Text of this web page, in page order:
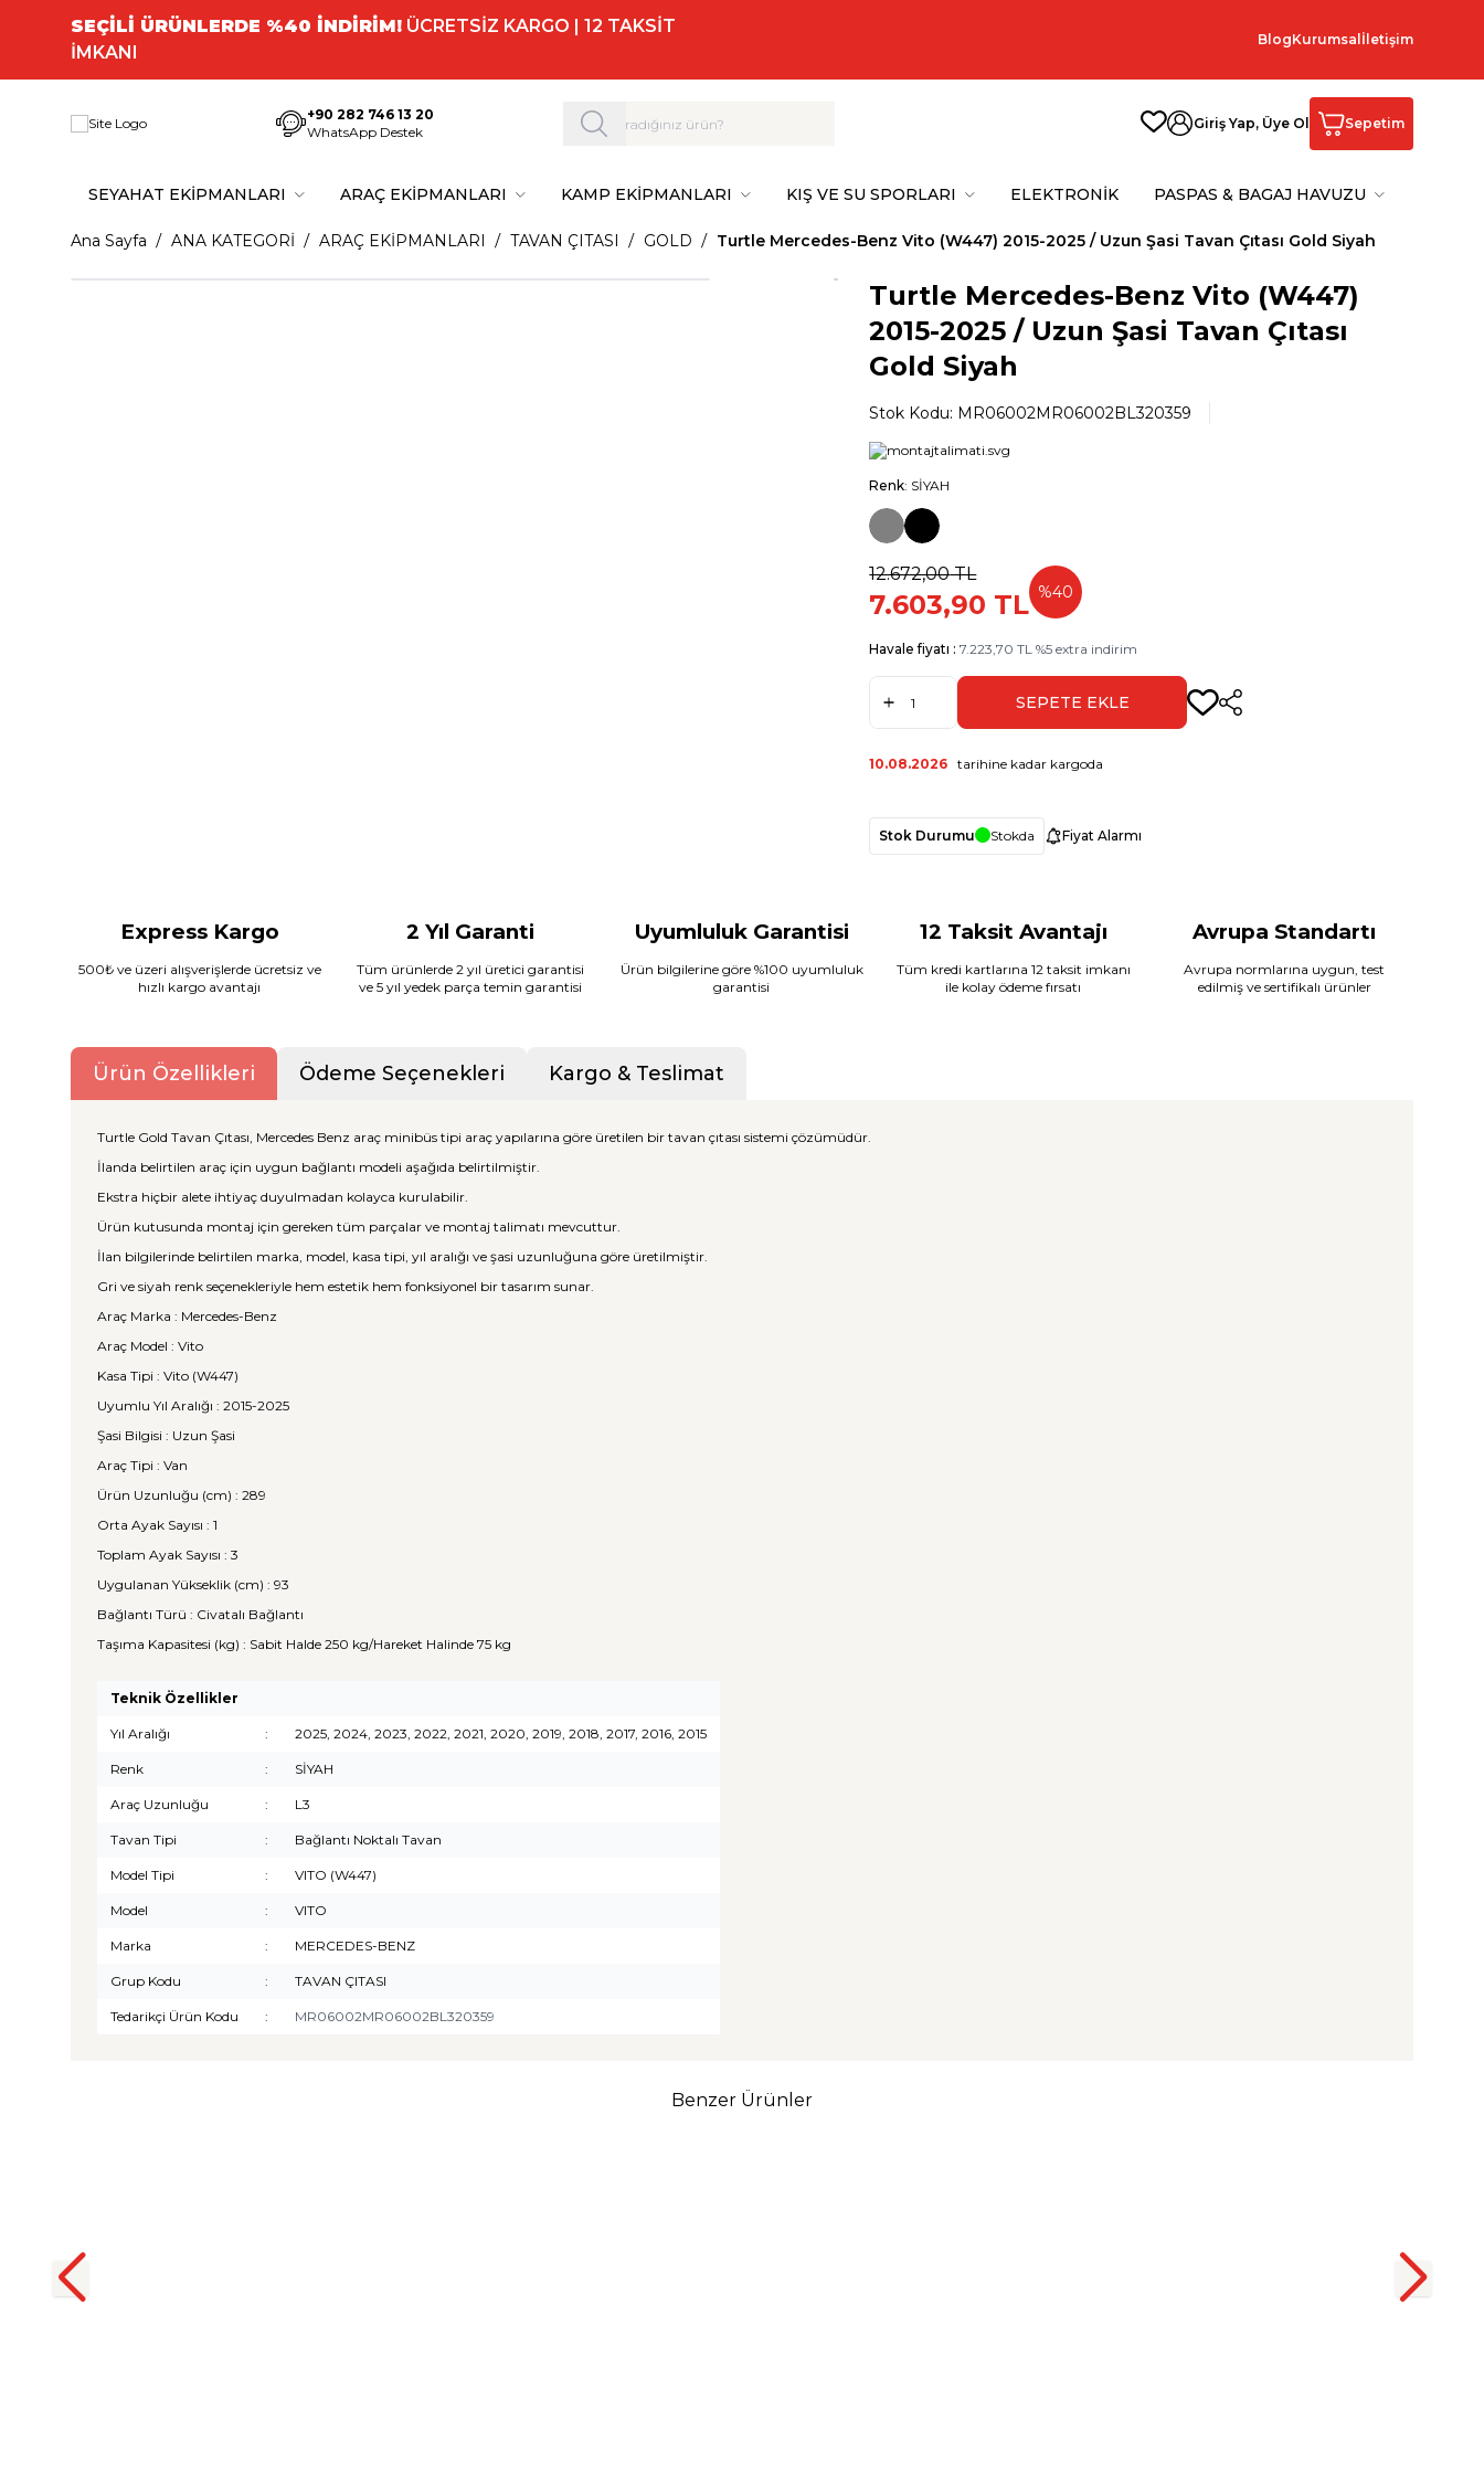
SEÇİLİ ÜRÜNLERDE %40 İNDİRİM! ÜCRETSİZ KARGO | 12 TAKSİT
İMKANI
BlogKurumsal İletişim
+90 282 746 13 20
WhatsApp Destek
Giriş Yap, Üye Ol Sepetim
SEYAHAT EKİPMANLARI ARAÇ EKİPMANLARI KAMP EKİPMANLARI KIŞ VE SU SPORLARI ELEKTRONİK PASPAS & BAGAJ HAVUZU
Ana Sayfa ANA KATEGORİ ARAÇ EKİPMANLARI TAVAN ÇITASI GOLD Turtle Mercedes-Benz Vito (W447) 2015-2025 / Uzun Şasi Tavan Çıtası Gold Siyah
Turtle Mercedes-Benz Vito (W447)
2015-2025 / Uzun Şasi Tavan Çıtası
Gold Siyah
Stok Kodu: MR06002MR06002BL320359
Renk: SİYAH
12.672,00TL
7.603,90 TL %40
Havale fiyatı :7.223,70 TL%5 extra indirim
SEPETE EKLE Paylaş
10.08.2026 tarihine kadar kargoda
Stok Durumu Stokda Fiyat Alarmı
Express Kargo
500₺ ve üzeri alışverişlerde ücretsiz ve
hızlı kargo avantajı
2 Yıl Garanti
Tüm ürünlerde 2 yıl üretici garantisi
ve 5 yıl yedek parça temin garantisi
Uyumluluk Garantisi
Ürün bilgilerine göre %100 uyumluluk
garantisi
12 Taksit Avantajı
Tüm kredi kartlarına 12 taksit imkanı
ile kolay ödeme fırsatı
Avrupa Standartı
Avrupa normlarına uygun, test
edilmiş ve sertifikalı ürünler
Ürün Özellikleri Ödeme Seçenekleri Kargo & Teslimat
Turtle Gold Tavan Çıtası, Mercedes Benz araç minibüs tipi araç yapılarına göre üretilen bir tavan çıtası sistemi çözümüdür.
İlanda belirtilen araç için uygun bağlantı modeli aşağıda belirtilmiştir.
Ekstra hiçbir alete ihtiyaç duyulmadan kolayca kurulabilir.
Ürün kutusunda montaj için gereken tüm parçalar ve montaj talimatı mevcuttur.
İlan bilgilerinde belirtilen marka, model, kasa tipi, yıl aralığı ve şasi uzunluğuna göre üretilmiştir.
Gri ve siyah renk seçenekleriyle hem estetik hem fonksiyonel bir tasarım sunar.
Araç Marka : Mercedes-Benz
Araç Model : Vito
Kasa Tipi : Vito (W447)
Uyumlu Yıl Aralığı : 2015-2025
Şasi Bilgisi : Uzun Şasi
Araç Tipi : Van
Ürün Uzunluğu (cm) : 289
Orta Ayak Sayısı : 1
Toplam Ayak Sayısı : 3
Uygulanan Yükseklik (cm) : 93
Bağlantı Türü : Civatalı Bağlantı
Taşıma Kapasitesi (kg) : Sabit Halde 250 kg/Hareket Halinde 75 kg
Teknik Özellikler
Yıl Aralığı : 2025, 2024, 2023, 2022, 2021, 2020, 2019, 2018, 2017, 2016, 2015
Renk : SİYAH
Araç Uzunluğu : L3
Tavan Tipi : Bağlantı Noktalı Tavan
Model Tipi : VITO (W447)
Model : VITO
Marka : MERCEDES-BENZ
Grup Kodu : TAVAN ÇITASI
Tedarikçi Ürün Kodu : MR06002MR06002BL320359
Benzer Ürünler
₺